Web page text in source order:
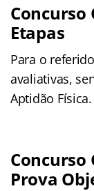
Concurso
Etapas
Para o
avaliativas,
Aptidão Física.
Concurso
Prova